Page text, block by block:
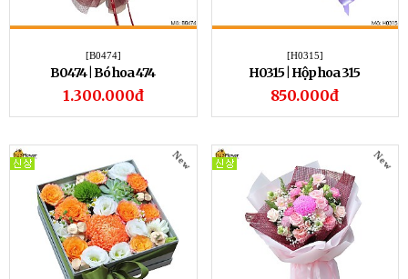
[B0474]
B0474 | Bó hoa 474
1.300.000đ
[H0315]
H0315 | Hộp hoa 315
850.000đ
New New